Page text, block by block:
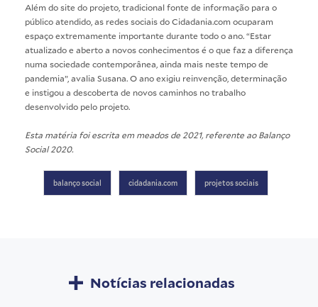
Além do site do projeto, tradicional fonte de informação para o
público atendido, as redes sociais do Cidadania.com ocuparam
espaço extremamente importante durante todo o ano. “Estar
atualizado e aberto a novos conhecimentos é o que faz a diferença
numa sociedade contemporânea, ainda mais neste tempo de
pandemia”, avalia Susana. O ano exigiu reinvenção, determinação
e instigou a descoberta de novos caminhos no trabalho
desenvolvido pelo projeto.
Esta matéria foi escrita em meados de 2021, referente ao Balanço
Social 2020.
balanço social cidadania.com projetos sociais
Notícias relacionadas